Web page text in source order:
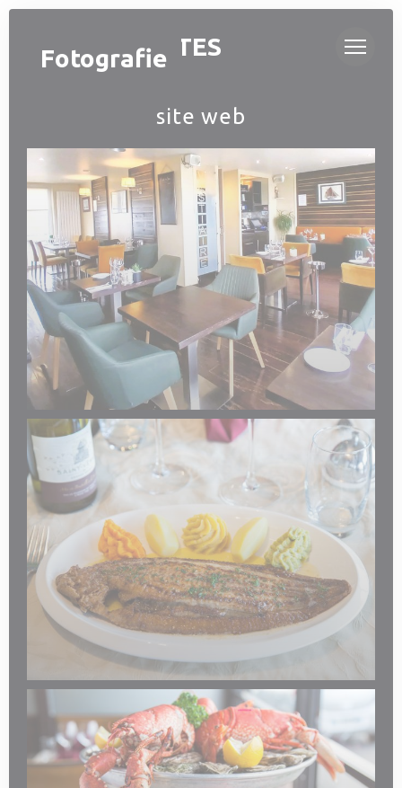
Panel pro správu cookies
OH ! MOUETTES
Fotografie
site web